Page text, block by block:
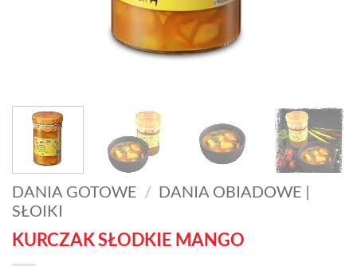
DANIA GOTOWE / DANIA OBIADOWE |
SŁOIKI
KURCZAK SŁODKIE MANGO